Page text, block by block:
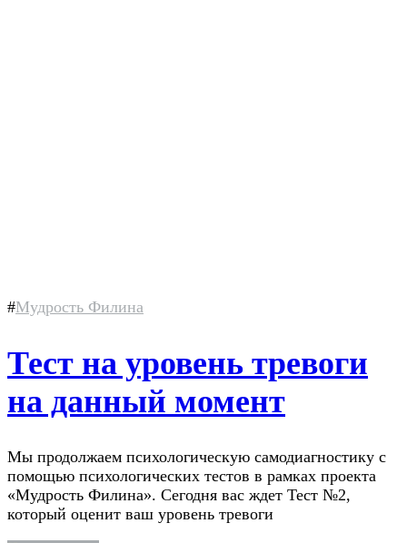
#Мудрость Филина
Тест на уровень тревоги
на данный момент
Мы продолжаем психологическую самодиагностику с
помощью психологических тестов в рамках проекта
«Мудрость Филина». Сегодня вас ждет Тест №2,
который оценит ваш уровень тревоги